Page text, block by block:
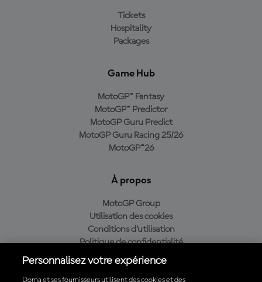
Tickets
Hospitality
Packages
Game Hub
MotoGP™ Fantasy
MotoGP™ Predictor
MotoGP Guru Predict
MotoGP Guru Racing 25/26
MotoGP™26
À propos
MotoGP Group
Utilisation des cookies
Conditions d'utilisation
Politique de confidentialité
Politique d’achat
Personnalisez votre expérience
Dorna et ses fournisseurs utilisent des cookies et des